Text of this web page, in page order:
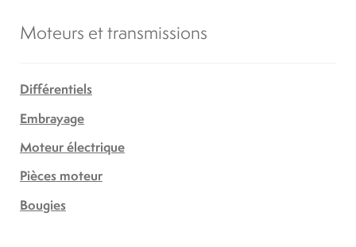
Moteurs et transmissions
Différentiels
Embrayage
Moteur électrique
Pièces moteur
Bougies